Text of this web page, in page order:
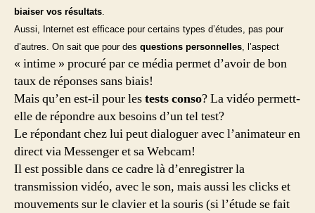
biaiser vos résultats.
Aussi, Internet est efficace pour certains types d’études, pas pour
d’autres. On sait que pour des questions personnelles, l’aspect
« intime » procuré par ce média permet d’avoir de bon
taux de réponses sans biais!
Mais qu’en est-il pour lestests conso? La vidéo permett-
elle de répondre aux besoins d’un tel test?
Le répondant chez lui peut dialoguer avec l’animateur en
direct via Messenger et sa Webcam!
Il est possible dans ce cadre là d’enregistrer la
transmission vidéo, avec le son, mais aussi les clicks et
mouvements sur le clavier et la souris (si l’étude se fait